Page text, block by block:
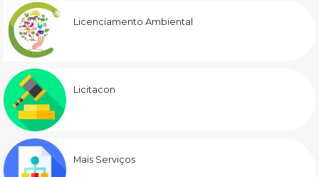
Licenciamento Ambiental
Licitacon
Mais Serviços